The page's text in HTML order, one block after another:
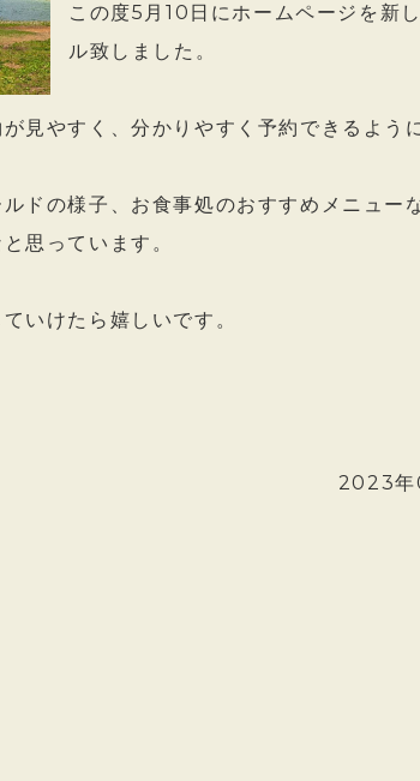
この度5月10日にホームページを新
ル致しました。
見やすく、分かりやすく予約できるよう
ドの様子、お食事処のおすすめメニュー
思っています。
いけたら嬉しいです。
2023年